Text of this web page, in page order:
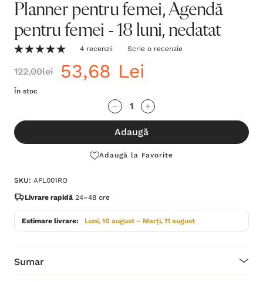
Planner pentru femei, Agendă
pentru femei - 18 luni, nedatat
4 recenzii Scrie o recenzie
122,00lei 53,68 Lei
În stoc
te!
Stocul
Adaugă
Adaugă la Favorite
SKU: APL001RO
Livrare rapidă 24–48 ore
Estimare livrare: Luni, 10 august – Marți, 11 august
Sumar